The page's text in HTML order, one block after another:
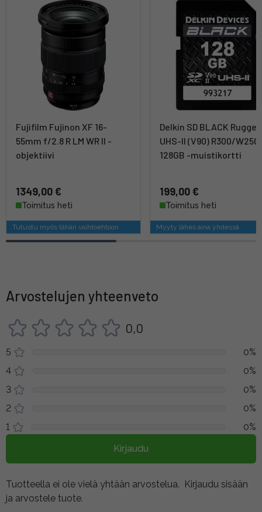
Fujifilm Fujinon XF 16-
55mm f/2.8 R LM WR II -
objektiivi
1349,00 €
Toimitus heti
Tutustu myös tähän vaihtoehtoon
Delkin SD BLACK Rugged
UHS-II (V90) R300/W250
128GB -muistikortti
199,00 €
Toimitus heti
Myyty lähes aina yhdessä
Arvostelujen yhteenveto
0,0
5
0%
4
0%
3
0%
2
0%
1
0%
Kirjaudu
Tuotteella ei ole vielä yhtään arvostelua. Kirjaudu sisään
ja arvostele tuote.